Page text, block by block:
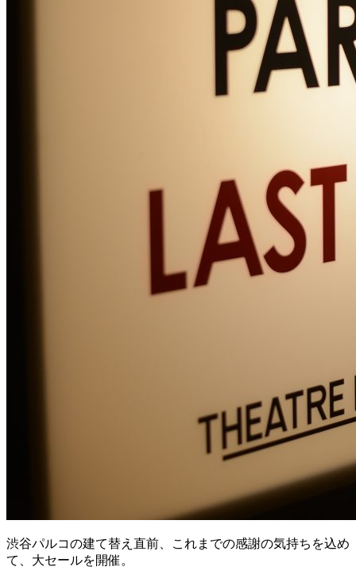
渋谷パルコの建て替え直前、これまでの感謝の気持ちを込め
て、大セールを開催。